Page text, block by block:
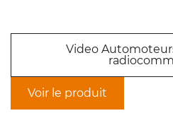
Video
Voir le produit